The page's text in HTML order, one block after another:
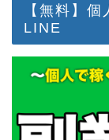
【無料】
LINE